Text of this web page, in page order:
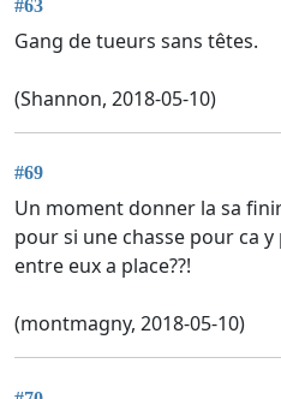
#63
Gang de tueurs sans têtes.
(Shannon, 2018-05-10)
#69
Un moment donner la sa
pour si une chasse pour ca
entre eux a place??!
(montmagny, 2018-05-10)